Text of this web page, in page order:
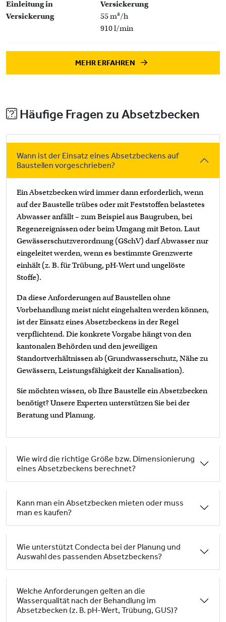
Einleitung in
Versickerung
Versickerung
55 m³/h
910 l/min
MEHR ERFAHREN
Häufige Fragen zu Absetzbecken
Wann ist der Einsatz eines Absetzbeckens auf
Baustellen vorgeschrieben?
Ein Absetzbecken wird immer dann erforderlich, wenn
auf der Baustelle trübes oder mit Feststoffen belastetes
Abwasser anfällt – zum Beispiel aus Baugruben, bei
Regenereignissen oder beim Umgang mit Beton. Laut
Gewässerschutzverordnung (GSchV) darf Abwasser nur
eingeleitet werden, wenn es bestimmte Grenzwerte
einhält (z. B. für Trübung, pH-Wert und ungelöste
Stoffe).
Da diese Anforderungen auf Baustellen ohne
Vorbehandlung meist nicht eingehalten werden können,
ist der Einsatz eines Absetzbeckens in der Regel
verpflichtend. Die konkrete Vorgabe hängt von den
kantonalen Behörden und den jeweiligen
Standortverhältnissen ab (Grundwasserschutz, Nähe zu
Gewässern, Leistungsfähigkeit der Kanalisation).
Sie möchten wissen, ob Ihre Baustelle ein Absetzbecken
benötigt? Unsere Experten unterstützen Sie bei der
Beratung und Planung.
Wie wird die richtige Größe bzw. Dimensionierung
eines Absetzbeckens berechnet?
Kann man ein Absetzbecken mieten oder muss
man es kaufen?
Wie unterstützt Condecta bei der Planung und
Auswahl des passenden Absetzbeckens?
Welche Anforderungen gelten an die
Wasserqualität nach der Behandlung im
Absetzbecken (z. B. pH-Wert, Trübung, GUS)?